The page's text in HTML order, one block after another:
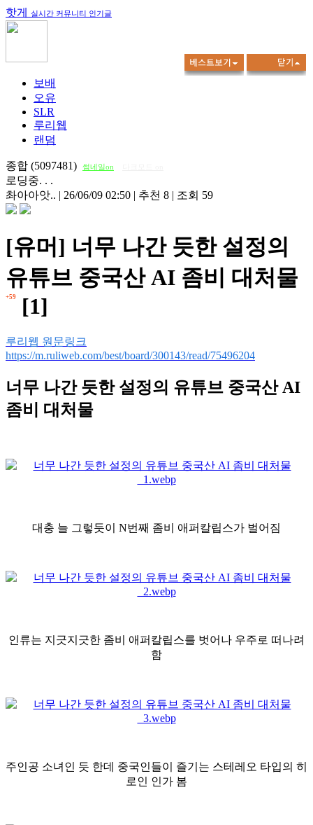
핫게 실시간 커뮤니티 인기글
보배
오유
SLR
루리웹
랜덤
종합 (5097481) 썸네일on
로딩중. . .
촤아아앗.. | 26/06/09 02:50 | 추천 8 | 조회 59
[유머] 너무 나간 듯한 설정의
유튜브 중국산 AI 좀비 대처물
+59 [1]
루리웹 원문링크
https://m.ruliweb.com/best/board/300143/read/75496204
너무 나간 듯한 설정의 유튜브 중국산 AI
좀비 대처물
대충 늘 그렇듯이 N번째 좀비 애퍼칼립스가 벌어짐
인류는 지긋지긋한 좀비 애퍼칼립스를 벗어나 우주로 떠나려
함
주인공 소녀인 듯 한데 중국인들이 즐기는 스테레오 타입의 히
로인 인가 봄